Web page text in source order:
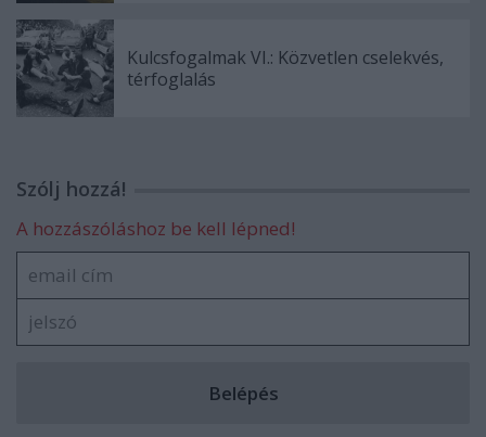
Kulcsfogalmak VI.: Közvetlen cselekvés,
térfoglalás
Szólj hozzá!
A hozzászóláshoz be kell lépned!